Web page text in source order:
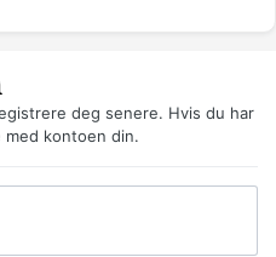
deg senere. Hvis du har
kontoen din.